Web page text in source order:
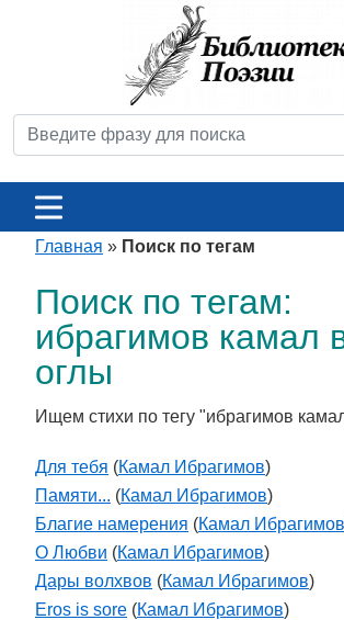
Главная » Поиск по тегам
Поиск по тегам:
ибрагимов камал
оглы
Ищем стихи по тегу "ибрагимов
Для тебя (Камал Ибрагимов)
Памяти... (Камал Ибрагимов)
Благие намерения (Камал Ибрагимов
О Любви (Камал Ибрагимов)
Дары волхвов (Камал Ибрагимов)
Eros is sore (Камал Ибрагимов)